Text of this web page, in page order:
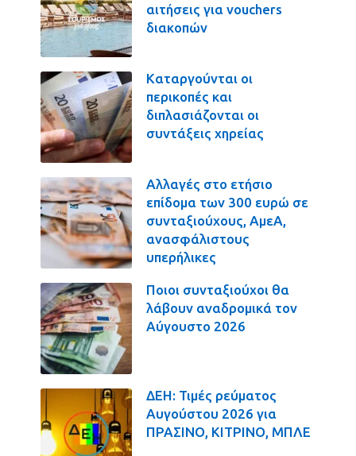
αιτήσεις για vouchers
διακοπών
Καταργούνται οι
περικοπές και
διπλασιάζονται οι
συντάξεις χηρείας
Αλλαγές στο ετήσιο
επίδομα των 300 ευρώ σε
συνταξιούχους, ΑμεΑ,
ανασφάλιστους
υπερήλικες
Ποιοι συνταξιούχοι θα
λάβουν αναδρομικά τον
Αύγουστο 2026
ΔΕΗ: Τιμές ρεύματος
Αυγούστου 2026 για
ΠΡΑΣΙΝΟ, ΚΙΤΡΙΝΟ, ΜΠΛΕ